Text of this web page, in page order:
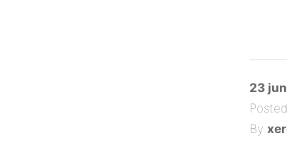
Posted
on
23
By